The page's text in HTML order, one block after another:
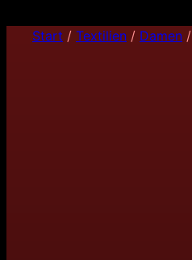
Start / Textilien / Damen /